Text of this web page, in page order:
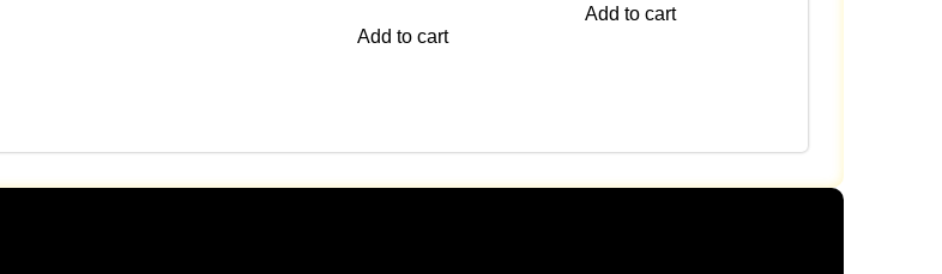
Add to cart
Add to cart